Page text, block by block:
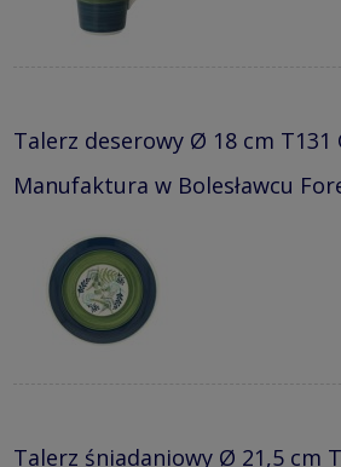
Talerz deserowy Ø 18 cm T131
Manufaktura w Bolesławcu
Talerz śniadaniowy Ø 21,5 cm